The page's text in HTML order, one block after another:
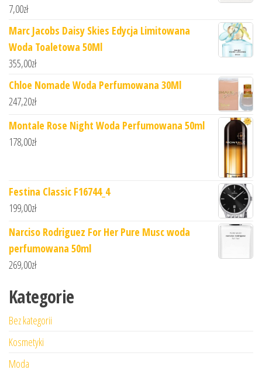
7,00zł
Marc Jacobs Daisy Skies Edycja Limitowana
Woda Toaletowa 50Ml
355,00zł
Chloe Nomade Woda Perfumowana 30Ml
247,20zł
Montale Rose Night Woda Perfumowana 50ml
178,00zł
Festina Classic F16744_4
199,00zł
Narciso Rodriguez For Her Pure Musc woda
perfumowana 50ml
269,00zł
Kategorie
Bez kategorii
Kosmetyki
Moda